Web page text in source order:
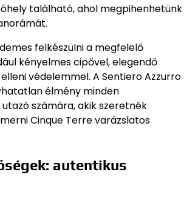
található, ahol megpihenhetünk
felkészülni a megfelelő
kényelmes cipővel, elegendő
védelemmel. A Sentiero Azzurro
élmény minden
számára, akik szeretnék
Cinque Terre varázslatos
autentikus